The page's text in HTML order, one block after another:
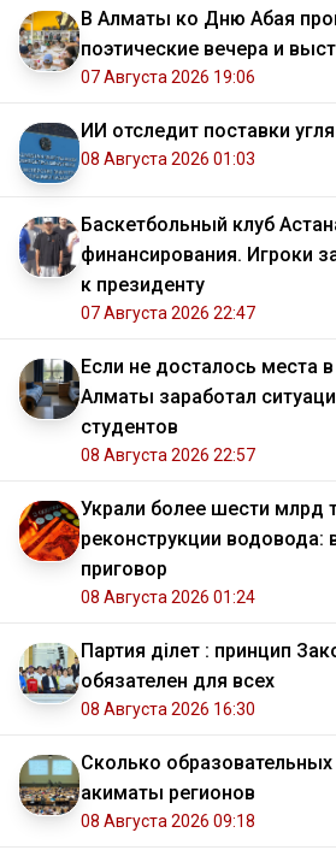
В Алматы ко Дню Абая
поэтические вечера и
07 Августа 2026 19:06
ИИ отследит поставки угля
08 Августа 2026 01:03
Баскетбольный клуб
финансирования. Игроки
к президенту
07 Августа 2026 22:47
Если не досталось места
Алматы заработал
студентов
08 Августа 2026 22:57
Украли более шести млрд
реконструкции водовода:
приговор
08 Августа 2026 01:24
Партия Әділет : принцип
обязателен для всех
08 Августа 2026 16:30
Сколько
акиматы регионов
08 Августа 2026 09:18